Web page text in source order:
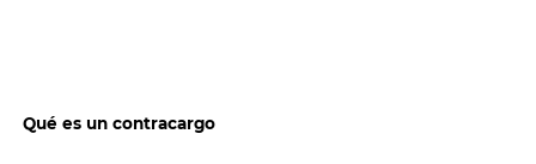
Qué es un contracargo